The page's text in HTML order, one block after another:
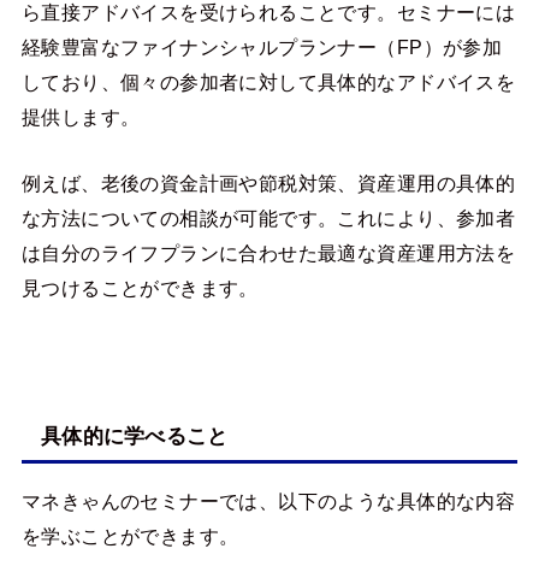
ら直接アドバイスを受けられることです。セミナーには
経験豊富なファイナンシャルプランナー（FP）が参加
しており、個々の参加者に対して具体的なアドバイスを
提供します。
例えば、老後の資金計画や節税対策、資産運用の具体的
な方法についての相談が可能です。これにより、参加者
は自分のライフプランに合わせた最適な資産運用方法を
見つけることができます。
具体的に学べること
マネきゃんのセミナーでは、以下のような具体的な内容
を学ぶことができます。